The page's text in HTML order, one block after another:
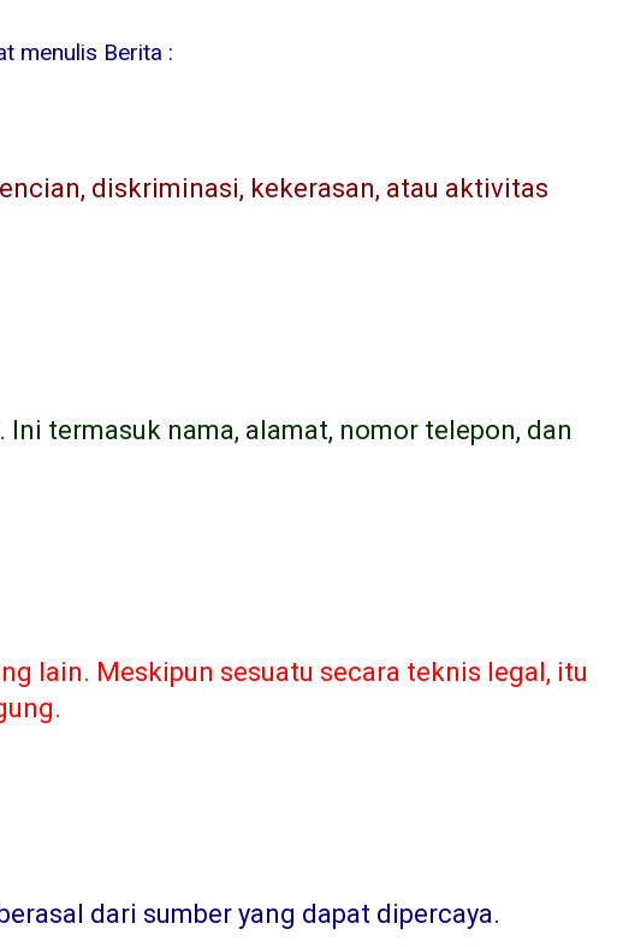
menulis Berita :
diskriminasi, kekerasan, atau aktivitas
termasuk nama, alamat, nomor telepon, dan
lain. Meskipun sesuatu secara teknis legal, itu
dari sumber yang dapat dipercaya.